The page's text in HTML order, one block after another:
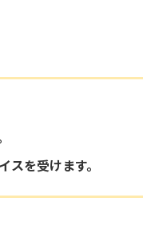
を受けます。